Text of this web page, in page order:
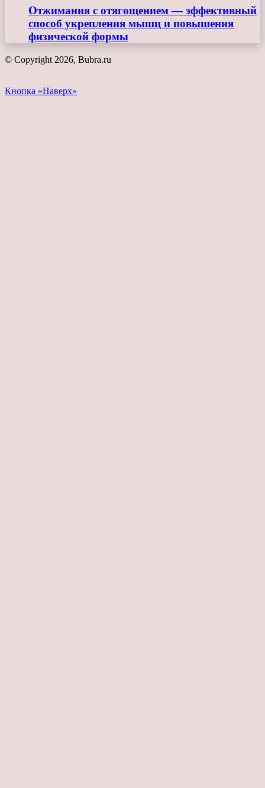
Отжимания с отягощением — эффективный
способ укрепления мышц и повышения
физической формы
© Copyright 2026, Bubra.ru
Кнопка «Наверх»